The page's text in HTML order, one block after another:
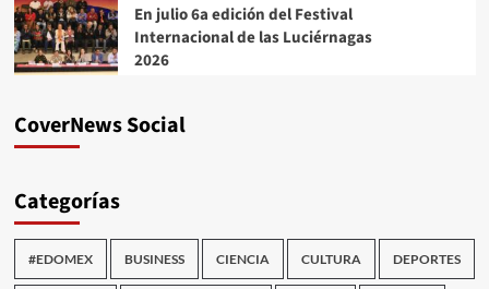
En julio 6a edición del Festival
Internacional de las Luciérnagas
2026
CoverNews Social
Categorías
#EDOMEX BUSINESS CIENCIA CULTURA DEPORTES